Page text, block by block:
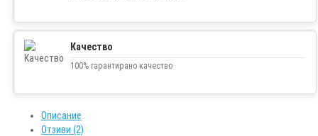
Качество
100% гарантирано качество
Описание
Отзиви (2)